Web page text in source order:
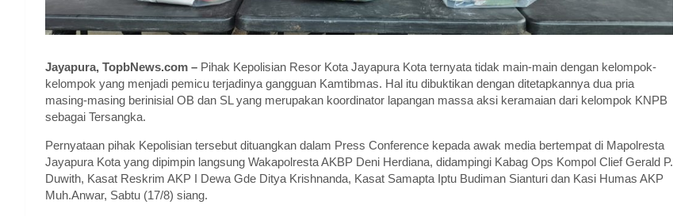
Jayapura, TopbNews.com – Pihak Kepolisian Resor Kota Jayapura Kota ternyata tidak main-main dengan kelompok-
kelompok yang menjadi pemicu terjadinya gangguan Kamtibmas. Hal itu dibuktikan dengan ditetapkannya dua pria
masing-masing berinisial OB dan SL yang merupakan koordinator lapangan massa aksi keramaian dari kelompok KNPB
sebagai Tersangka.
Pernyataan pihak Kepolisian tersebut dituangkan dalam Press Conference kepada awak media bertempat di Mapolresta
Jayapura Kota yang dipimpin langsung Wakapolresta AKBP Deni Herdiana, didampingi Kabag Ops Kompol Clief Gerald P.
Duwith, Kasat Reskrim AKP I Dewa Gde Ditya Krishnanda, Kasat Samapta Iptu Budiman Sianturi dan Kasi Humas AKP
Muh.Anwar, Sabtu (17/8) siang.